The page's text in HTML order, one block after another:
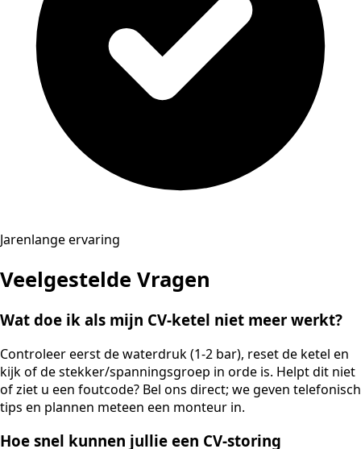
Jarenlange ervaring
Veelgestelde Vragen
Wat doe ik als mijn CV-ketel niet meer werkt?
Controleer eerst de waterdruk (1-2 bar), reset de ketel en
kijk of de stekker/spanningsgroep in orde is. Helpt dit niet
of ziet u een foutcode? Bel ons direct; we geven telefonisch
tips en plannen meteen een monteur in.
Hoe snel kunnen jullie een CV-storing